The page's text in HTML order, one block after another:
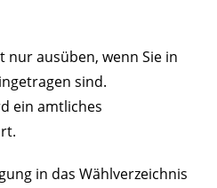
nur ausüben, wenn Sie in
sind.
ein amtliches
in das Wählverzeichnis